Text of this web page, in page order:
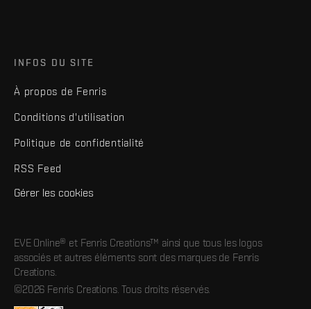
INFOS DU SITE
À propos de Fenris
Conditions d'utilisation
Politique de confidentialité
RSS Feed
Gérer les cookies
EVE Online® et Fenris Creations™ ainsi que tous les logos
associés et autres éléments sont des marques de Fenris
Creations.
©2026 Fenris Creations. Tous droits réservés.